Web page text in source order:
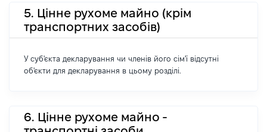
5. Цінне рухоме майно (крім
транспортних засобів)
У суб'єкта декларування чи членів його сім'ї відсутні
об'єкти для декларування в цьому розділі.
6. Цінне рухоме майно -